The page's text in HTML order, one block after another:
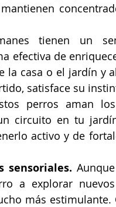
tienen un
efectiva de
la casa o el jardín y
satisface su
perros aman
circuito en tu
activo y de
sensoriales.
a explorar
más estimulante.